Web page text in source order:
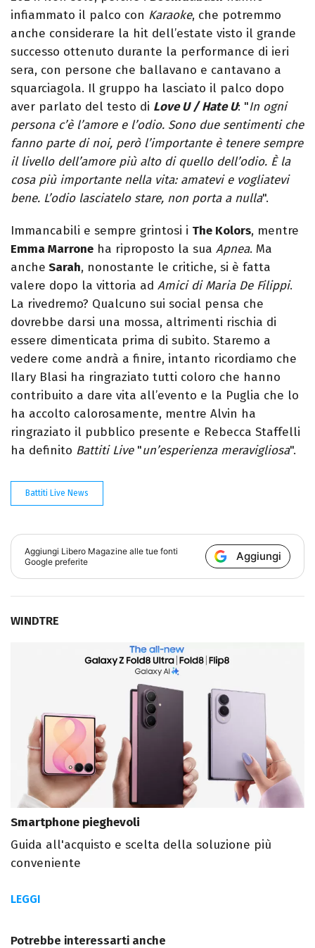
infiammato il palco con Karaoke, che potremmo
anche considerare la hit dell’estate visto il grande
successo ottenuto durante la performance di ieri
sera, con persone che ballavano e cantavano a
squarciagola. Il gruppo ha lasciato il palco dopo
aver parlato del testo di Love U / Hate U: "In ogni
persona c’è l’amore e l’odio. Sono due sentimenti che
fanno parte di noi, però l’importante è tenere sempre
il livello dell’amore più alto di quello dell’odio. È la
cosa più importante nella vita: amatevi e vogliatevi
bene. L’odio lasciatelo stare, non porta a nulla".
Immancabili e sempre grintosi i The Kolors, mentre
Emma Marrone ha riproposto la sua Apnea. Ma
anche Sarah, nonostante le critiche, si è fatta
valere dopo la vittoria ad Amici di Maria De Filippi.
La rivedremo? Qualcuno sui social pensa che
dovrebbe darsi una mossa, altrimenti rischia di
essere dimenticata prima di subito. Staremo a
vedere come andrà a finire, intanto ricordiamo che
Ilary Blasi ha ringraziato tutti coloro che hanno
contribuito a dare vita all’evento e la Puglia che lo
ha accolto calorosamente, mentre Alvin ha
ringraziato il pubblico presente e Rebecca Staffelli
ha definito Battiti Live"un’esperienza meravigliosa".
Battiti Live News
Aggiungi Libero Magazine alle tue fonti
Google preferite
Aggiungi
WINDTRE
Smartphone pieghevoli
Guida all'acquisto e scelta della soluzione più
conveniente
LEGGI
Potrebbe interessarti anche